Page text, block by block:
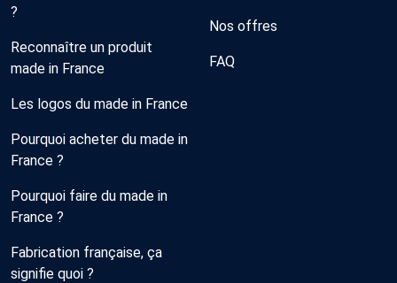
?
Reconnaître un produit
made in France
Les logos du made in France
Pourquoi acheter du made in
France ?
Pourquoi faire du made in
France ?
Fabrication française, ça
signifie quoi ?
Nos offres
FAQ